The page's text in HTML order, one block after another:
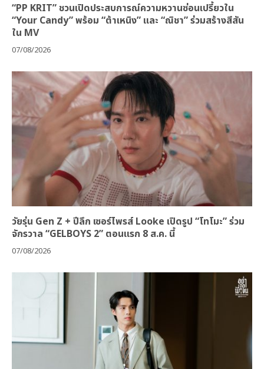
“PP KRIT” ชวนเปิดประสบการณ์ความหวานซ่อนเปรี้ยวใน
“Your Candy” พร้อม “ต้าเหนิง” และ “ณิชา” ร่วมสร้างสีสัน
ใน MV
07/08/2026
วัยรุ่น Gen Z + ปีลึก เซอร์ไพรส์ Looke เปิดรูป “โทโมะ” ร่วม
จักรวาล “GELBOYS 2” ตอนแรก 8 ส.ค. นี้
07/08/2026